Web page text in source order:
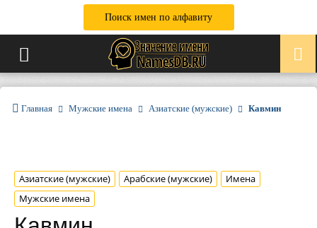
Поиск имен по алфавиту
Главная Мужские имена Азиатские (мужские) Кавмин
Азиатские (мужские) Арабские (мужские)
Имена
Мужские имена